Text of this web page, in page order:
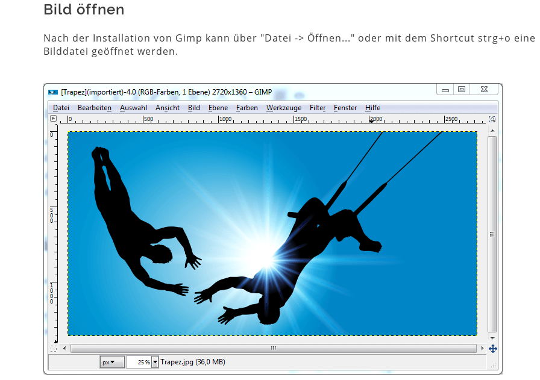
Bild öffnen
Nach der Installation von Gimp kann über "Datei -> Öffnen..." oder mit dem Shortcut strg+o eine
Bilddatei geöffnet werden.